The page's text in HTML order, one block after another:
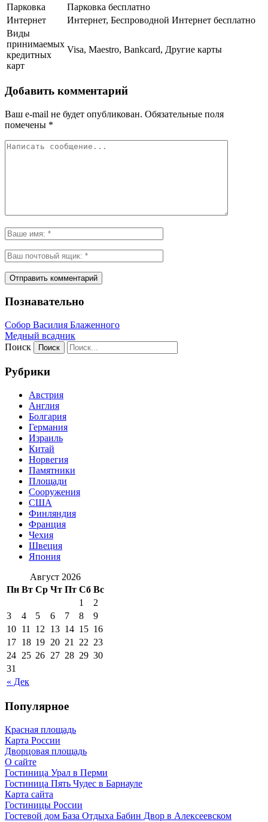
Парковка
Парковка бесплатно
Интернет
Интернет, Беспроводной Интернет бесплатно
Виды
принимаемых
кредитных
карт
Visa, Maestro, Bankcard, Другие карты
Добавить комментарий
Ваш e-mail не будет опубликован. Обязательные поля
помечены *
Познавательно
Собор Василия Блаженного
Медный всадник
Поиск
Рубрики
Австрия
Англия
Болгария
Германия
Израиль
Китай
Норвегия
Памятники
Площади
Сооружения
США
Финляндия
Франция
Чехия
Швеция
Япония
Август 2026
Пн Вт Ср Чт Пт Сб Вс
« Дек
1
2
3
4 5 6 7 8
9
10 11 12 13 14 15 16
17 18 19 20 21 22 23
24 25 26 27 28 29 30
31
Популярное
Красная площадь
Карта России
Дворцовая площадь
О сайте
Гостиница Урал в Перми
Гостиница Пять Чудес в Барнауле
Карта сайта
Гостиницы России
Гостевой дом База Отдыха Бабин Двор в Алексеевском